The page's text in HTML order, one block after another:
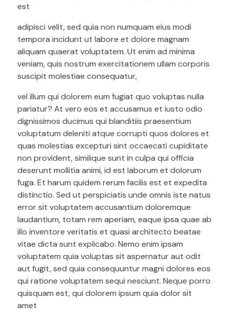
est
adipisci velit, sed quia non numquam eius modi
tempora incidunt ut labore et dolore magnam
aliquam quaerat voluptatem. Ut enim ad minima
veniam, quis nostrum exercitationem ullam corporis
suscipit molestiae consequatur,
vel illum qui dolorem eum fugiat quo voluptas nulla
pariatur? At vero eos et accusamus et iusto odio
dignissimos ducimus qui blanditiis praesentium
voluptatum deleniti atque corrupti quos dolores et
quas molestias excepturi sint occaecati cupiditate
non provident, similique sunt in culpa qui officia
deserunt mollitia animi, id est laborum et dolorum
fuga. Et harum quidem rerum facilis est et expedita
distinctio. Sed ut perspiciatis unde omnis iste natus
error sit voluptatem accusantium doloremque
laudantium, totam rem aperiam, eaque ipsa quae ab
illo inventore veritatis et quasi architecto beatae
vitae dicta sunt explicabo. Nemo enim ipsam
voluptatem quia voluptas sit aspernatur aut odit
aut fugit, sed quia consequuntur magni dolores eos
qui ratione voluptatem sequi nesciunt. Neque porro
quisquam est, qui dolorem ipsum quia dolor sit
amet